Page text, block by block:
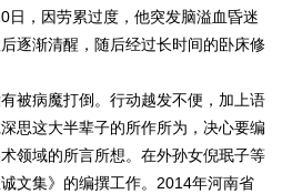
日，因劳累过度，他突发脑溢血昏迷
逐渐清醒，随后经过长时间的卧床修
被病魔打倒。行动越发不便，加上语
思这大半辈子的所作所为，决心要编
领域的所言所想。在外孙女倪珉子等
文集》的编撰工作。2014年河南省